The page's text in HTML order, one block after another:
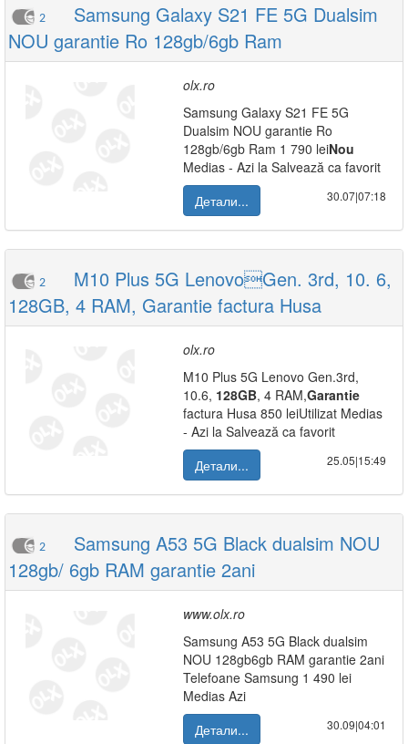
2
Samsung Galaxy S21 FE 5G Dualsim
NOU garantie Ro 128gb/6gb Ram
olx.ro
Samsung Galaxy S21 FE 5G
Dualsim NOU garantie Ro
128gb/6gb Ram 1 790 leiNou
Medias - Azi la Salvează ca favorit
Детали...
30.07|07:18
2
M10 Plus 5G LenovoGen. 3rd, 10. 6,
128GB, 4 RAM, Garantie factura Husa
olx.ro
M10 Plus 5G Lenovo Gen.3rd,
10.6, 128GB, 4 RAM,Garantie
factura Husa 850 leiUtilizat Medias
- Azi la Salvează ca favorit
Детали...
25.05|15:49
2
Samsung A53 5G Black dualsim NOU
128gb/ 6gb RAM garantie 2ani
www.olx.ro
Samsung A53 5G Black dualsim
NOU 128gb6gb RAM garantie 2ani
Telefoane Samsung 1 490 lei
Medias Azi
Детали...
30.09|04:01